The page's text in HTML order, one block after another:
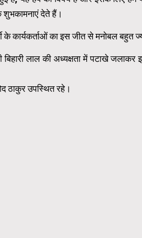
शुभकामनाएं देते हैं।
के कार्यकर्ताओं का इस जीत से मनोबल बहुत
लाल की अध्यक्षता में पटाखे जलाकर
ठाकुर उपस्थित रहे।